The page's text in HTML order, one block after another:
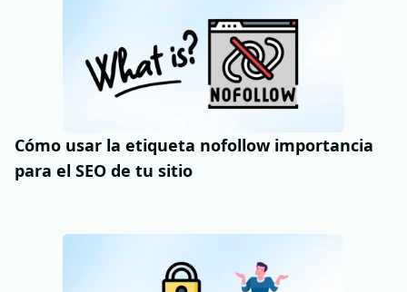
Cómo usar la etiqueta nofollow importancia
para el SEO de tu sitio